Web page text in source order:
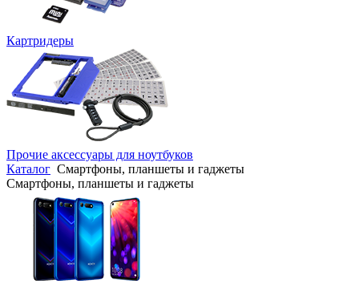
Картридеры
Прочие аксессуары для ноутбуков
Каталог Смартфоны, планшеты и гаджеты
Смартфоны, планшеты и гаджеты